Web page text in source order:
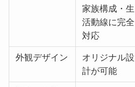
家族構成・生
活動線に完全
対応
外観デザイン
オリジナル設
計が可能